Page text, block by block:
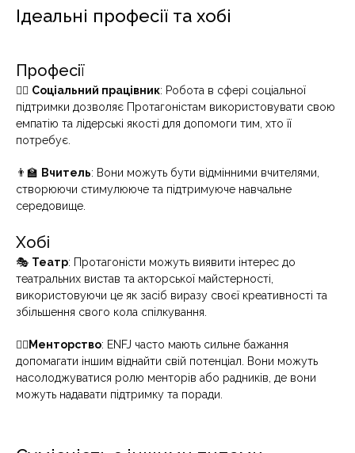
Ідеальні професії та хобі
Професії
👩‍⚕️ Соціальний працівник: Робота в сфері соціальної
підтримки дозволяє Протагоністам використовувати свою
емпатію та лідерські якості для допомоги тим, хто її
потребує.
👨‍🏫 Вчитель: Вони можуть бути відмінними вчителями,
створюючи стимулююче та підтримуюче навчальне
середовище.
Хобі
🎭 Театр: Протагоністи можуть виявити інтерес до
театральних вистав та акторської майстерності,
використовуючи це як засіб виразу своєї креативності та
збільшення свого кола спілкування.
🧘‍♂️ Менторство: ENFJ часто мають сильне бажання
допомагати іншим віднайти свій потенціал. Вони можуть
насолоджуватися ролю менторів або радників, де вони
можуть надавати підтримку та поради.